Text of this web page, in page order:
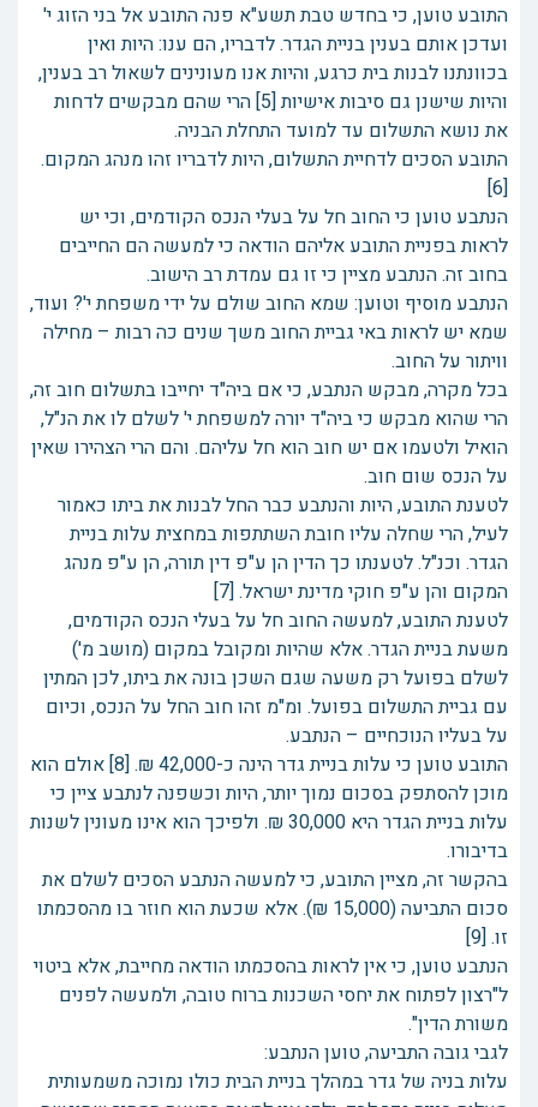
התובע טוען, כי בחדש טבת תשע"א פנה התובע אל בני הזוג י'
ועדכן אותם בענין בניית הגדר. לדבריו, הם ענו: היות ואין
בכוונתנו לבנות בית כרגע, והיות אנו מעונינים לשאול רב בענין,
והיות שישנן גם סיבות אישיות [5] הרי שהם מבקשים לדחות
את נושא התשלום עד למועד התחלת הבניה.
התובע הסכים לדחיית התשלום, היות לדבריו זהו מנהג המקום.
[6]
הנתבע טוען כי החוב חל על בעלי הנכס הקודמים, וכי יש
לראות בפניית התובע אליהם הודאה כי למעשה הם החייבים
בחוב זה. הנתבע מציין כי זו גם עמדת רב הישוב.
הנתבע מוסיף וטוען: שמא החוב שולם על ידי משפחת י'? ועוד,
שמא יש לראות באי גביית החוב משך שנים כה רבות – מחילה
וויתור על החוב.
בכל מקרה, מבקש הנתבע, כי אם ביה"ד יחייבו בתשלום חוב זה,
הרי שהוא מבקש כי ביה"ד יורה למשפחת י' לשלם לו את הנ"ל,
הואיל ולטעמו אם יש חוב הוא חל עליהם. והם הרי הצהירו שאין
על הנכס שום חוב.
לטענת התובע, היות והנתבע כבר החל לבנות את ביתו כאמור
לעיל, הרי שחלה עליו חובת השתתפות במחצית עלות בניית
הגדר. וכנ"ל. לטענתו כך הדין הן ע"פ דין תורה, הן ע"פ מנהג
המקום והן ע"פ חוקי מדינת ישראל. [7]
לטענת התובע, למעשה החוב חל על בעלי הנכס הקודמים,
משעת בניית הגדר. אלא שהיות ומקובל במקום (מושב מ')
לשלם בפועל רק משעה שגם השכן בונה את ביתו, לכן המתין
עם גביית התשלום בפועל. ומ"מ זהו חוב החל על הנכס, וכיום
על בעליו הנוכחיים – הנתבע.
התובע טוען כי עלות בניית גדר הינה כ-42,000 ₪. [8] אולם הוא
מוכן להסתפק בסכום נמוך יותר, היות וכשפנה לנתבע ציין כי
עלות בניית הגדר היא 30,000 ₪. ולפיכך הוא אינו מעונין לשנות
בדיבורו.
בהקשר זה, מציין התובע, כי למעשה הנתבע הסכים לשלם את
סכום התביעה (15,000 ₪). אלא שכעת הוא חוזר בו מהסכמתו
זו. [9]
הנתבע טוען, כי אין לראות בהסכמתו הודאה מחייבת, אלא ביטוי
ל"רצון לפתוח את יחסי השכנות ברוח טובה, ולמעשה לפנים
משורת הדין".
לגבי גובה התביעה, טוען הנתבע:
עלות בניה של גדר במהלך בניית הבית כולו נמוכה משמעותית